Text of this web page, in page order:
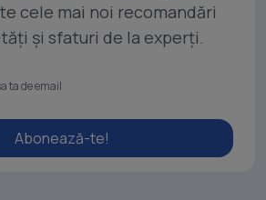
cele mai noi recomandări
și sfaturi de la experți.
Abonează-te!